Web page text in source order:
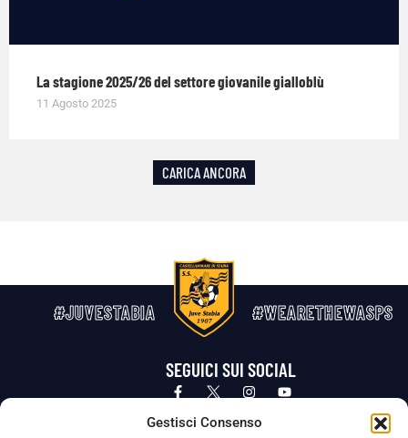
Gestisci Consenso
La stagione 2025/26 del settore giovanile gialloblù
11 Agosto 2025
CARICA ANCORA
#JUVESTABIA #WEARETHEWASPS
SEGUICI SUI SOCIAL
Privacy Policy Cookie Policy